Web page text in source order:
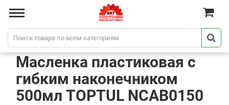
Масленка пластиковая с
гибким наконечником
500мл TOPTUL NCAB0150